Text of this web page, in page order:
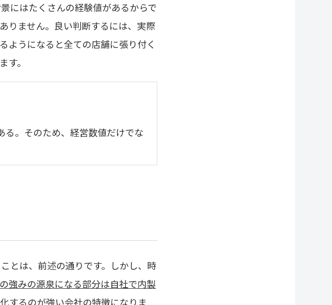
にはたくさんの経験値があるからで
りません。良い判断するには、実際
ようになると全ての店舗に張り付く
。
る。そのため、経営数値だけでな
とは、前述の通りです。しかし、時
強みの源泉になる部分は自社で内製
するのが強い会社の特徴になりま